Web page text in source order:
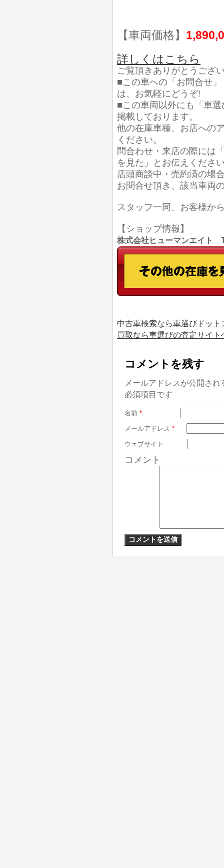
【車両価格】
詳しくはこちら
ご覧頂きありがとうござ
■この車への「お問合せ
は、お気軽にどうぞ!
■この車両以外にも「車
掲載しております。
他の在庫車種、お店への
ください。
問合わせ・来店の際には
を見た」とお伝えくださ
店頭商談中・売約済の場
お問合せ頂き、該当車両
スタッフ一同、お客様か
【ショップ情報】
株式会社ヒューマンエイト
中古車検索なら車選びドット
買取なら車選びの査定サイト
コメントを残す
メールアドレスが公開さ
必須項目です
名前 *
メールアドレス *
ウェブサイト
コメント